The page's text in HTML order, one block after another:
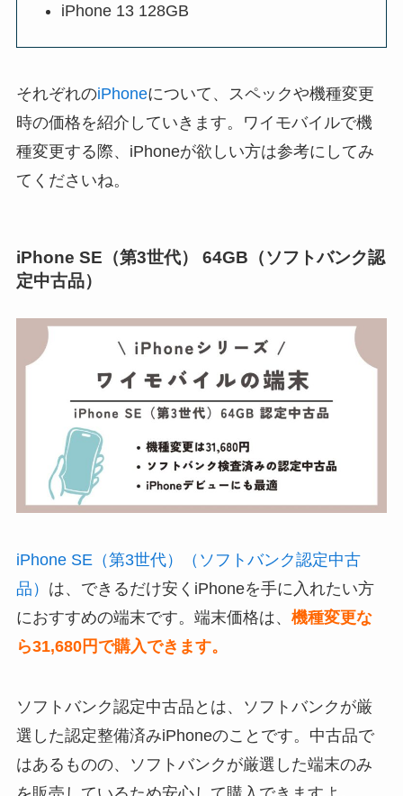
iPhone 13 128GB
それぞれのiPhoneについて、スペックや機種変更
時の価格を紹介していきます。ワイモバイルで機
種変更する際、iPhoneが欲しい方は参考にしてみ
てくださいね。
iPhone SE（第3世代） 64GB（ソフトバンク認
定中古品）
iPhone SE（第3世代）（ソフトバンク認定中古
品） は、できるだけ安くiPhoneを手に入れたい方
におすすめの端末です。端末価格は、 機種変更な
ら31,680円 で購入できます。
ソフトバンク認定中古品とは、ソフトバンクが厳
選した認定整備済みiPhoneのことです。中古品で
はあるものの、ソフトバンクが厳選した端末のみ